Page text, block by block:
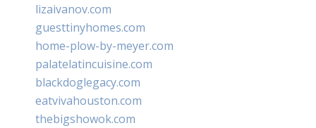
lizaivanov.com
guesttinyhomes.com
home-plow-by-meyer.com
palatelatincuisine.com
blackdoglegacy.com
eatvivahouston.com
thebigshowok.com